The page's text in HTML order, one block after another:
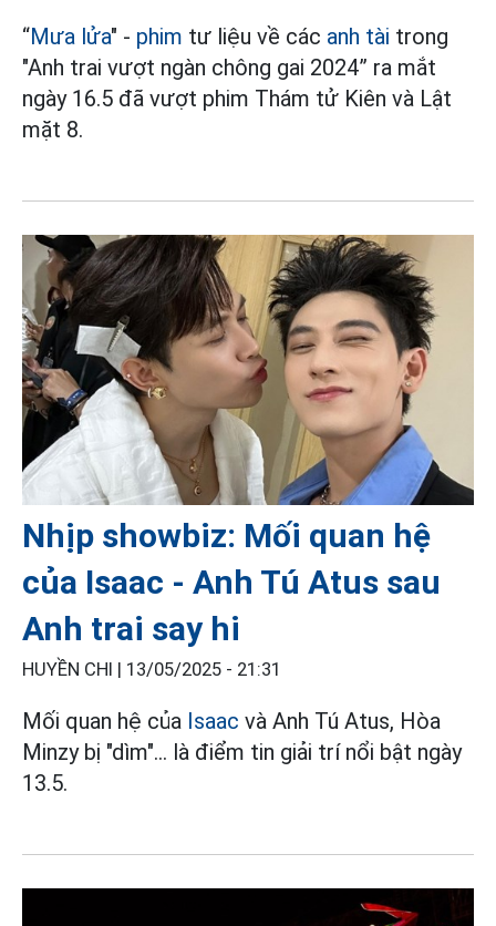
“Mưa lửa" - phim tư liệu về các anh tài trong
"Anh trai vượt ngàn chông gai 2024” ra mắt
ngày 16.5 đã vượt phim Thám tử Kiên và Lật
mặt 8.
Nhịp showbiz: Mối quan hệ
của Isaac - Anh Tú Atus sau
Anh trai say hi
HUYỀN CHI | 13/05/2025 - 21:31
Mối quan hệ của Isaac và Anh Tú Atus, Hòa
Minzy bị "dìm"... là điểm tin giải trí nổi bật ngày
13.5.